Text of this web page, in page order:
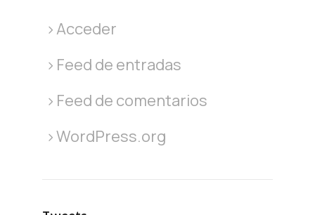
Acceder
Feed de entradas
Feed de comentarios
WordPress.org